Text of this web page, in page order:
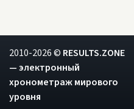
2010-2026 © RESULTS.ZONE
— электронный
хронометраж мирового
уровня